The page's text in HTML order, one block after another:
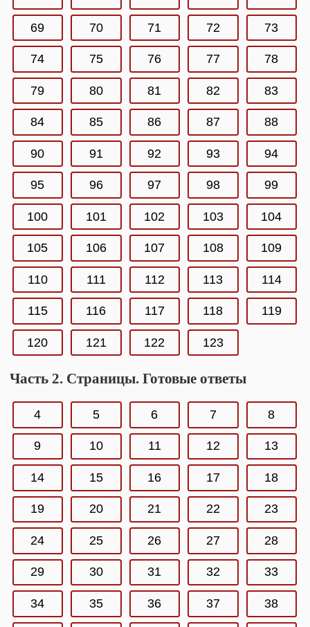
69 70 71 72 73
74 75 76 77 78
79 80 81 82 83
84 85 86 87 88
90 91 92 93 94
95 96 97 98 99
100 101 102 103 104
105 106 107 108 109
110 111 112 113 114
115 116 117 118 119
120 121 122 123
Часть 2. Страницы. Готовые ответы
4 5 6 7 8
9 10 11 12 13
14 15 16 17 18
19 20 21 22 23
24 25 26 27 28
29 30 31 32 33
34 35 36 37 38